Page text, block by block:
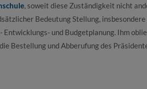
, soweit diese Zuständigkeit nicht
Bedeutung Stellung, insbesondere
und Budgetplanung. Ihm
Bestellung und Abberufung des